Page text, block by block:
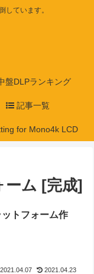
しています。
盤DLPランキング
記事一覧
for Mono4k LCD
ーム [完成]
トフォーム作
2021.04.07 2021.04.23